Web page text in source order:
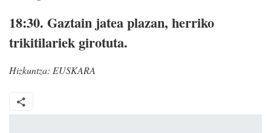
18:30. Gaztain jatea plazan, herriko
trikitilariek girotuta.
Hizkuntza: EUSKARA